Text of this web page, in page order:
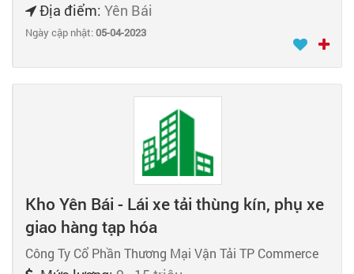
Địa điểm: Yên Bái
Ngày cập nhật:05-04-2023
Kho Yên Bái - Lái xe tải thùng kín, phụ xe
giao hàng tạp hóa
Công Ty Cổ Phần Thương Mại Vận Tải TP Commerce